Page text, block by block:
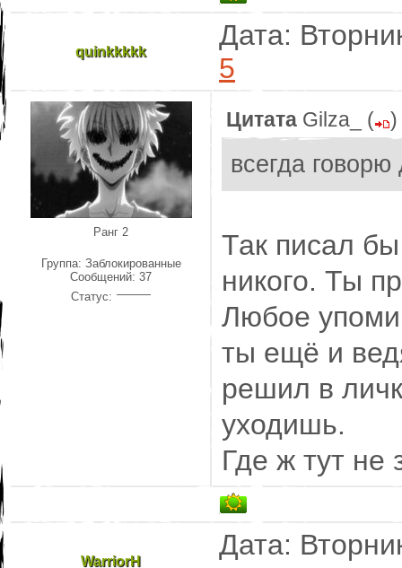
quinkkkkk
Дата:
5
Ранг 2
Группа: Заблокированные
Сообщений:37
Статус:
Цитата Gilza_ ( )
всегда
Так писал
никого. Ты
Любое
ты ещё и
решил в
уходишь.
Где ж тут не
WarriorH
Дата: